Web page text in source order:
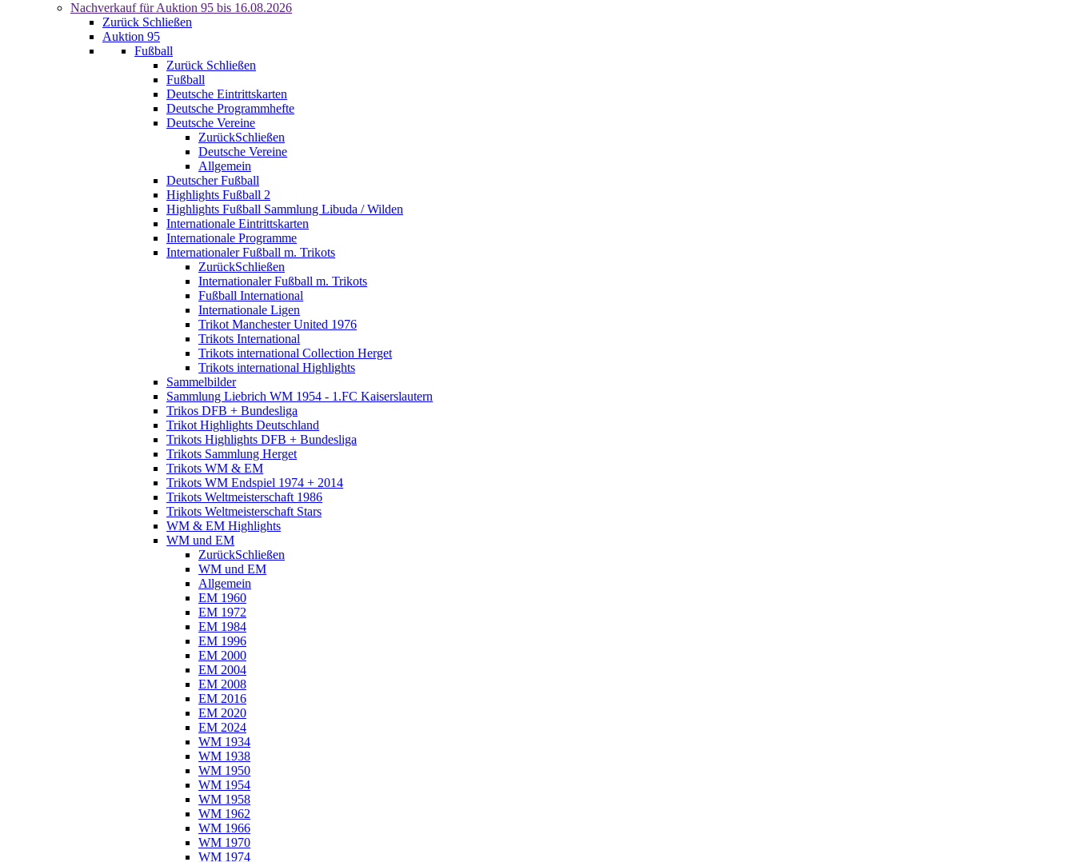
Nachverkauf für Auktion 95 bis 16.08.2026
Zurück Schließen
Auktion 95
Fußball
Zurück Schließen
Fußball
Deutsche Eintrittskarten
Deutsche Programmhefte
Deutsche Vereine
ZurückSchließen
Deutsche Vereine
Allgemein
Deutscher Fußball
Highlights Fußball 2
Highlights Fußball Sammlung Libuda / Wilden
Internationale Eintrittskarten
Internationale Programme
Internationaler Fußball m. Trikots
ZurückSchließen
Internationaler Fußball m. Trikots
Fußball International
Internationale Ligen
Trikot Manchester United 1976
Trikots International
Trikots international Collection Herget
Trikots international Highlights
Sammelbilder
Sammlung Liebrich WM 1954 - 1.FC Kaiserslautern
Trikos DFB + Bundesliga
Trikot Highlights Deutschland
Trikots Highlights DFB + Bundesliga
Trikots Sammlung Herget
Trikots WM & EM
Trikots WM Endspiel 1974 + 2014
Trikots Weltmeisterschaft 1986
Trikots Weltmeisterschaft Stars
WM & EM Highlights
WM und EM
ZurückSchließen
WM und EM
Allgemein
EM 1960
EM 1972
EM 1984
EM 1996
EM 2000
EM 2004
EM 2008
EM 2016
EM 2020
EM 2024
WM 1934
WM 1938
WM 1950
WM 1954
WM 1958
WM 1962
WM 1966
WM 1970
WM 1974